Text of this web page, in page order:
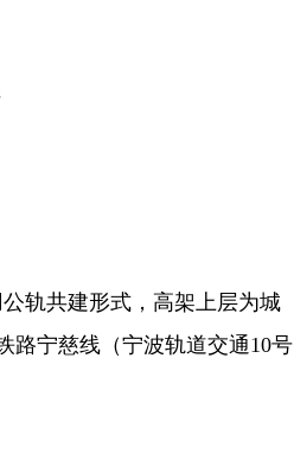
轨共建形式，高架上层为城
路宁慈线 （宁波轨道交通10号